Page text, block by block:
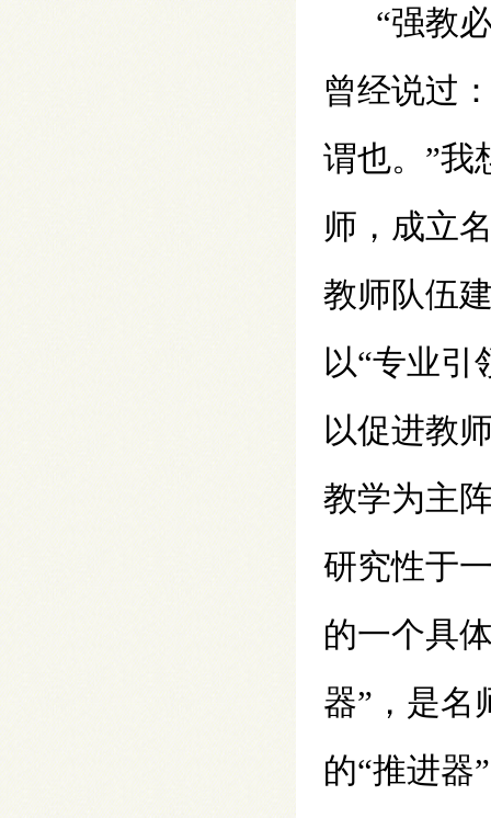
“强教
曾经说过
谓也。”我
师，成立
教师队伍
以“专业引
以促进教
教学为主
研究性于
的一个具
器”，是名
的“推进器